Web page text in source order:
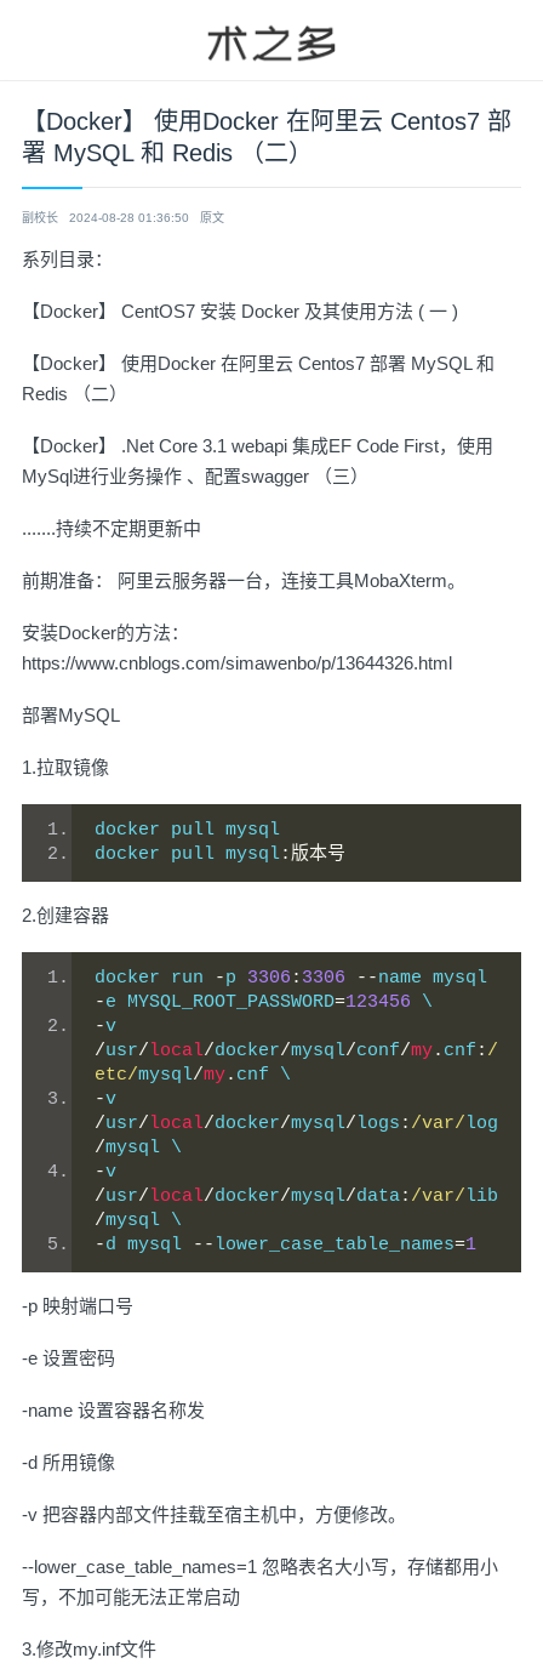
【Docker】 使用Docker 在阿里云 Centos7 部
署 MySQL 和 Redis （二）
副校长 2024-08-28 01:36:50 原文
系列目录：
【Docker】 CentOS7 安装 Docker 及其使用方法 ( 一 )
【Docker】 使用Docker 在阿里云 Centos7 部署 MySQL 和
Redis （二）
【Docker】 .Net Core 3.1 webapi 集成EF Code First，使用
MySql进行业务操作 、配置swagger （三）
.......持续不定期更新中
前期准备： 阿里云服务器一台，连接工具MobaXterm。
安装Docker的方法：
https://www.cnblogs.com/simawenbo/p/13644326.html
部署MySQL
1.拉取镜像
docker pull mysql
docker pull mysql:版本号
2.创建容器
docker run -p 3306 : 3306 --
-e MYSQL_ROOT_PASSWORD=123456 \
-
/usr/local/docker/mysql/conf/my. cnf : /
etc/mysql/my. cnf \
-
/usr/local/docker/mysql/logs : /var/log
/mysql \
-
/usr/local/docker/mysql/data: /var/lib
/mysql \
-d mysql -- lower_case_table_names=1
-p 映射端口号
-e 设置密码
-name 设置容器名称发
-d 所用镜像
-v 把容器内部文件挂载至宿主机中，方便修改。
--lower_case_table_names=1 忽略表名大小写，存储都用小
写，不加可能无法正常启动
3.修改my.inf文件